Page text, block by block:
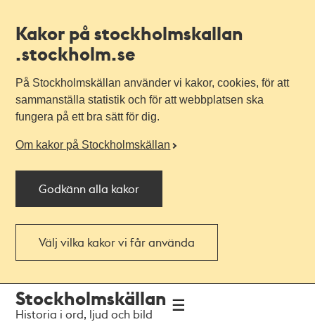
Kakor på stockholmskallan
.stockholm.se
På Stockholmskällan använder vi kakor, cookies, för att
sammanställa statistik och för att webbplatsen ska
fungera på ett bra sätt för dig.
Om kakor på Stockholmskällan
Godkänn alla kakor
Välj vilka kakor vi får använda
navigationen
huvudinnehållet
Stockholmskällan
Historia i ord, ljud och bild